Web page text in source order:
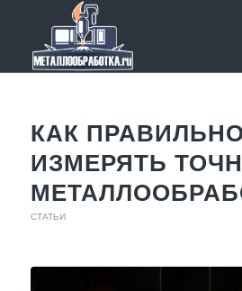
КАК ПРАВИЛЬНО
ИЗМЕРЯТЬ
СТАТЬИ